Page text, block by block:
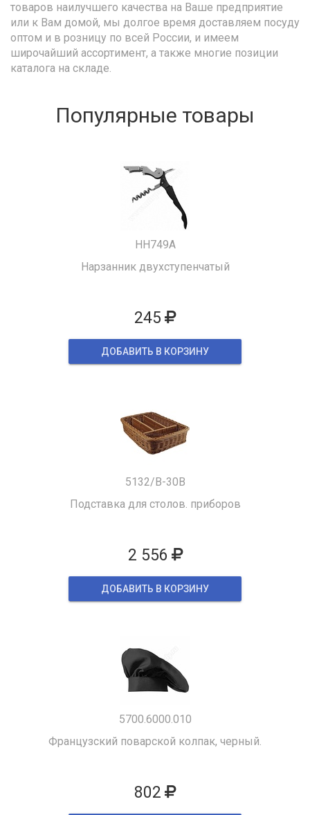
товаров наилучшего качества на Ваше предприятие
или к Вам домой, мы долгое время доставляем посуду
оптом и в розницу по всей России, и имеем
широчайший ассортимент, а также многие позиции
каталога на складе.
Популярные товары
HH749A
Нарзанник двухступенчатый
245
ДОБАВИТЬ В КОРЗИНУ
5132/B-30B
Подставка для столов. приборов
2 556
ДОБАВИТЬ В КОРЗИНУ
5700.6000.010
Французский поварской колпак, черный.
802